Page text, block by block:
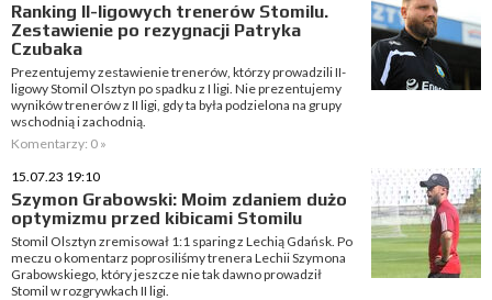
Ranking II-ligowych trenerów Stomilu.
Zestawienie po rezygnacji Patryka
Czubaka
Prezentujemy zestawienie trenerów, którzy prowadzili II-
ligowy Stomil Olsztyn po spadku z I ligi. Nie prezentujemy
wyników trenerów z II ligi, gdy ta była podzielona na grupy
wschodnią i zachodnią.
Komentarzy: 0 »
15.07.23 19:10
Szymon Grabowski: Moim zdaniem dużo
optymizmu przed kibicami Stomilu
Stomil Olsztyn zremisował 1:1 sparing z Lechią Gdańsk. Po
meczu o komentarz poprosiliśmy trenera Lechii Szymona
Grabowskiego, który jeszcze nie tak dawno prowadził
Stomil w rozgrywkach II ligi.